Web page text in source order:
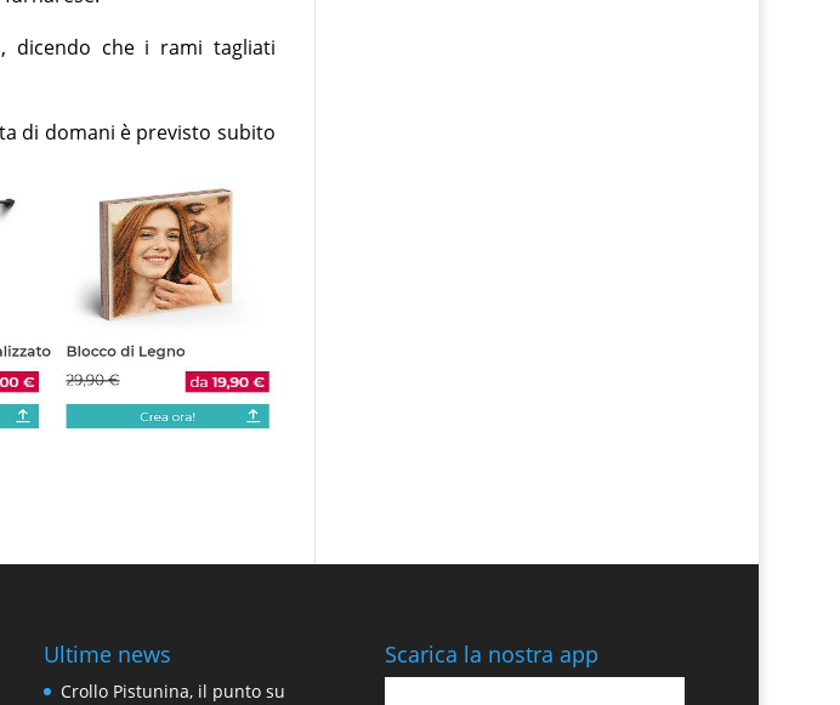
dicendo che i rami tagliati
di domani è previsto subito
Ultime news
Crollo Pistunina, il punto su
Scarica la nostra app